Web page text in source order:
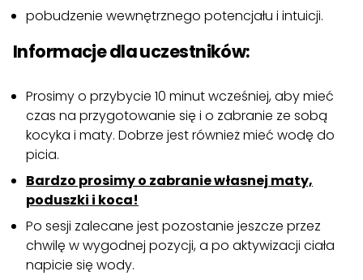
pobudzenie wewnętrznego potencjału i intuicji.
Informacje dla uczestników:
Prosimy o przybycie 10 minut wcześniej, aby mieć
czas na przygotowanie się i o zabranie ze sobą
kocyka i maty. Dobrze jest również mieć wodę do
picia.
Bardzo prosimy o zabranie własnej maty,
poduszki i koca!
Po sesji zalecane jest pozostanie jeszcze przez
chwilę w wygodnej pozycji, a po aktywizacji ciała
napicie się wody.